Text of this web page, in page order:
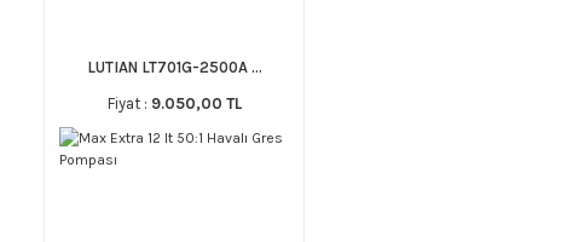
LUTIAN LT701G-2500A ...
Fiyat : 9.050,00 TL